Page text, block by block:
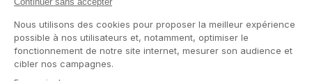
Un service de confiance
Contact
Twitter
Blog